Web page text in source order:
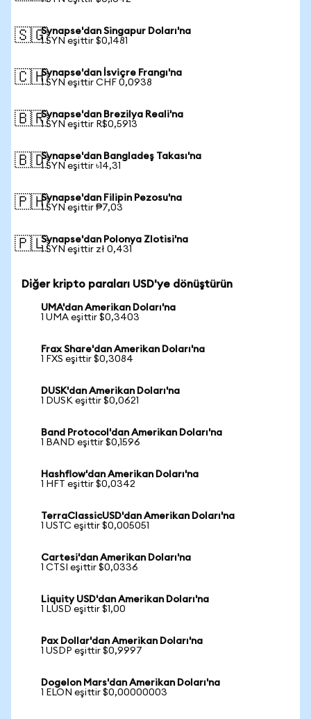
🇸🇬Synapse'dan Singapur Doları'na
1 SYN eşittir $0,1481
🇨🇭Synapse'dan İsviçre Frangı'na
1 SYN eşittir CHF 0,0938
🇧🇷Synapse'dan Brezilya Reali'na
1 SYN eşittir R$0,5913
🇧🇩Synapse'dan Bangladeş Takası'na
1 SYN eşittir ৳14,31
🇵🇭Synapse'dan Filipin Pezosu'na
1 SYN eşittir ₱7,03
🇵🇱Synapse'dan Polonya Zlotisi'na
1 SYN eşittir zł 0,431
Diğer kripto paraları USD'ye dönüştürün
UMA'dan Amerikan Doları'na
1 UMA eşittir $0,3403
Frax Share'dan Amerikan Doları'na
1 FXS eşittir $0,3084
DUSK'dan Amerikan Doları'na
1 DUSK eşittir $0,0621
Band Protocol'dan Amerikan Doları'na
1 BAND eşittir $0,1596
Hashflow'dan Amerikan Doları'na
1 HFT eşittir $0,0342
TerraClassicUSD'dan Amerikan Doları'na
1 USTC eşittir $0,005051
Cartesi'dan Amerikan Doları'na
1 CTSI eşittir $0,0336
Liquity USD'dan Amerikan Doları'na
1 LUSD eşittir $1,00
Pax Dollar'dan Amerikan Doları'na
1 USDP eşittir $0,9997
Dogelon Mars'dan Amerikan Doları'na
1 ELON eşittir $0,00000003